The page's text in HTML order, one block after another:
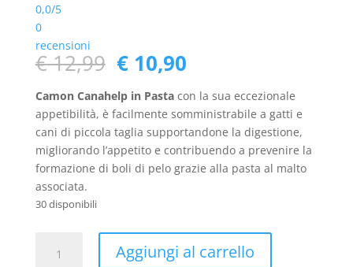
0,0/5
0
recensioni
€12,99 Il
prezzo
originale
era:
€ 12,99.
€10,90Il
attuale
è:
€ 10,90.
Camon Canahelp in Pasta con la sua eccezionale
appetibilità, è facilmente somministrabile a gatti e
cani di piccola taglia supportandone la digestione,
migliorando l’appetito e contribuendo a prevenire la
formazione di boli di pelo grazie alla pasta al malto
associata.
30 disponibili
Canahelp
Aggiungi al carrello